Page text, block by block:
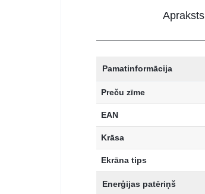
Apraksts
Pamatinformācija
Preču zīme
EAN
Krāsa
Ekrāna tips
Enerģijas patēriņš